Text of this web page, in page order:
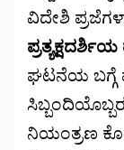
ವಿದೇಶಿ
ಘಟನೆಯ ಬಗ್ಗೆ
ನಿಯಂತ್ರಣ